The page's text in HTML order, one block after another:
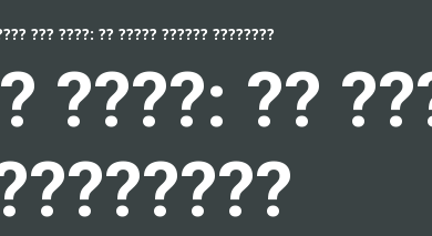
??? ????: ?? ????? ?????? ????????
????: ??